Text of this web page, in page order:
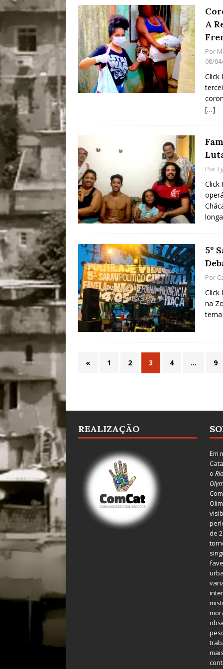
A
Por
08/
Click
[…]
Por
Click
5º
Por
Click
na
tema
« 1 2 3 4 … 9
REALIZAÇÃO
Em
o
de